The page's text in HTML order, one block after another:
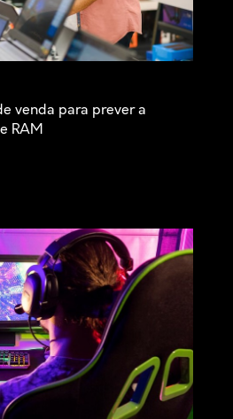
venda para prever a
RAM